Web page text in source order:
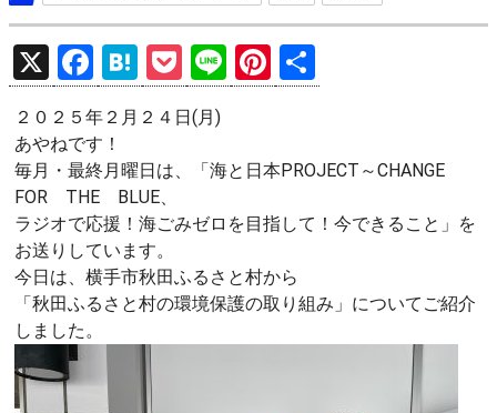
X
F
a
ce
b
o
o
k
H
at
e
n
a
P
o
ck
et
Li
n
Pi
nt
es
t
有
２０２５年２月２４日(月)
あやねです！
毎月・最終月曜日は、「海と日本PROJECT～CHANGE
FOR THE BLUE、
ラジオで応援！海ごみゼロを目指して！今できること」を
お送りしています。
今日は、横手市秋田ふるさと村から
「秋田ふるさと村の環境保護の取り組み」についてご紹介
しました。